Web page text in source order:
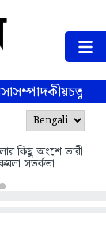
সম্পাদকীয়
কিছু অংশে ভারী
সতর্কতা